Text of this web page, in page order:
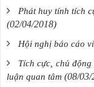
Phát huy tính tích
(02/04/2018)
Hội nghị báo cáo
Tích cực, chủ
luận quan tâm (08/03/